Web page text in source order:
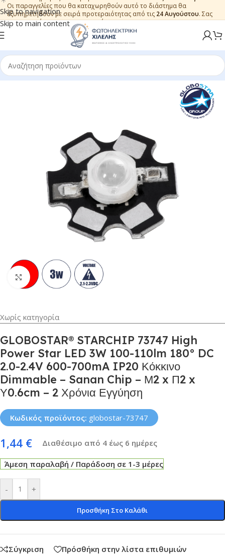
Skip to navigation
Skip to main content
Οι παραγγελίες που θα καταχωρηθούν αυτό το διάστημα θα
εξυπηρετηθούν με σειρά προτεραιότητας από τις 24 Αυγούστου. Σας
ευχαριστούμε για την εμπιστοσύνη.
Κλικ για μεγέθυνση
Χωρίς κατηγορία
GLOBOSTAR® STARCHIP 73747 High
Power Star LED 3W 100-110lm 180° DC
2.0-2.4V 600-700mA IP20 Κόκκινο
Dimmable – Sanan Chip – Μ2 x Π2 x
Υ0.6cm – 2 Χρόνια Εγγύηση
Κωδικός προϊόντος: globostar-73747
1,44 € Διαθέσιμο από 4 έως 6 ημέρες
Άμεση παραλαβή / Παράδοση σε 1-3 μέρες
- +
Προσθήκη Στο Καλάθι
Σύγκριση Πρόσθήκη στην λίστα επιθυμιών